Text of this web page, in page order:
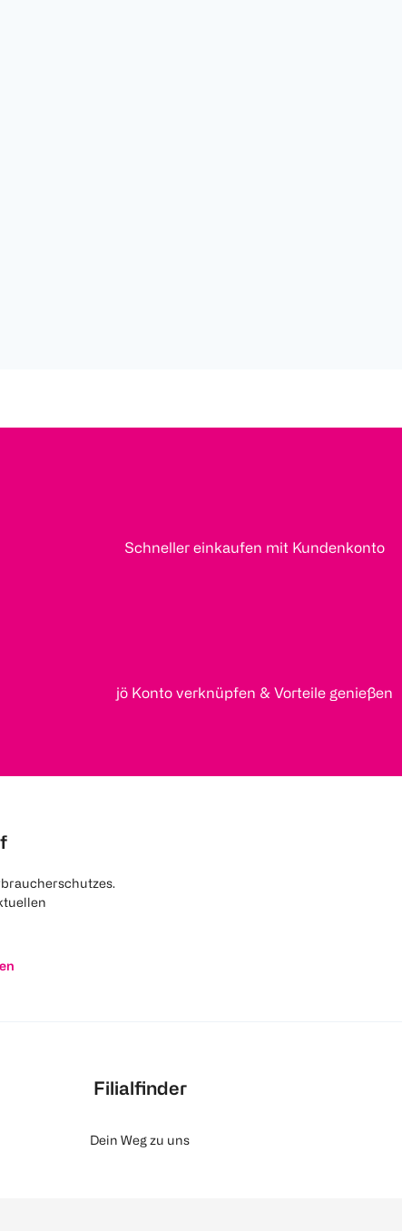
Schneller einkaufen mit Kundenkonto
jö Konto verknüpfen & Vorteile genießen
Filialfinder
Dein Weg zu uns